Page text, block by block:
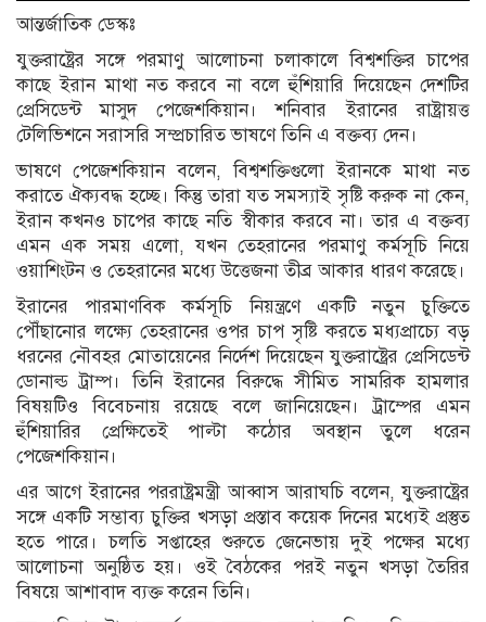
আন্তর্জাতিক ডেস্কঃ
যুক্তরাষ্ট্রের সঙ্গে পরমাণু আলোচনা চলাকালে বিশ্বশক্তির চাপের
কাছে ইরান মাথা নত করবে না বলে হুঁশিয়ারি দিয়েছেন দেশটির
প্রেসিডেন্টমাসুদ পেজেশকিয়ান। শনিবার ইরানের রাষ্ট্রায়ত্ত
টেলিভিশনে সরাসরি সম্প্রচারিত ভাষণে তিনি এ বক্তব্য দেন।
ভাষণে পেজেশকিয়ান বলেন, বিশ্বশক্তিগুলো ইরানকে মাথা নত
করাতে ঐক্যবদ্ধ হচ্ছে। কিন্তু তারা যত সমস্যাই সৃষ্টি করুক না কেন,
ইরান কখনও চাপের কাছে নতি স্বীকার করবে না। তার এ বক্তব্য
এমন এক সময় এলো, যখন তেহরানের পরমাণু কর্মসূচি নিয়ে
ওয়াশিংটন ও তেহরানের মধ্যে উত্তেজনা তীব্র আকার ধারণ করেছে।
ইরানের পারমাণবিক কর্মসূচি নিয়ন্ত্রণে একটি নতুন চুক্তিতে
পৌঁছানোর লক্ষ্যে তেহরানের ওপর চাপ সৃষ্টি করতে মধ্যপ্রাচ্যে বড়
ধরনের নৌবহর মোতায়েনের নির্দেশ দিয়েছেন যুক্তরাষ্ট্রের প্রেসিডেন্ট
ডোনাল্ড ট্রাম্প। তিনি ইরানের বিরুদ্ধে সীমিত সামরিক হামলার
বিষয়টিও বিবেচনায় রয়েছে বলে জানিয়েছেন। ট্রাম্পের এমন
হুঁশিয়ারির প্রেক্ষিতেই পাল্টা কঠোর অবস্থান তুলে ধরেন
পেজেশকিয়ান।
এর আগে ইরানের পররাষ্ট্রমন্ত্রীআব্বাস আরাঘচিবলেন, যুক্তরাষ্ট্রের
সঙ্গে একটি সম্ভাব্য চুক্তির খসড়া প্রস্তাব কয়েক দিনের মধ্যেই প্রস্তুত
হতে পারে। চলতি সপ্তাহের শুরুতে জেনেভায় দুই পক্ষের মধ্যে
আলোচনা অনুষ্ঠিত হয়। ওই বৈঠকের পরই নতুন খসড়া তৈরির
বিষয়ে আশাবাদ ব্যক্ত করেন তিনি।